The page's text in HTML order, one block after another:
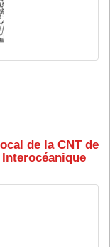
de la CNT de